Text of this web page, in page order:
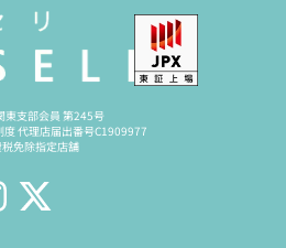
東支部会員 第245号
代理店届出番号C1909977
免除指定店舗